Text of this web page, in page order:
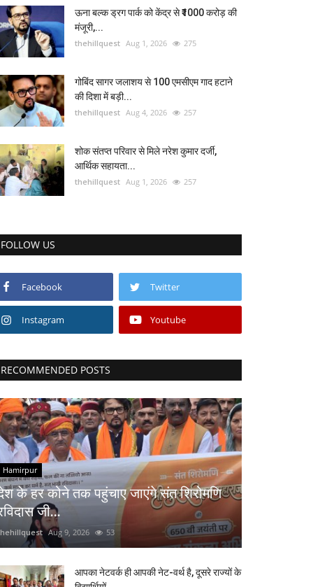
ऊना बल्क ड्रग पार्क को केंद्र से ₹1000 करोड़ की
मंजूरी,...
thehillquest Aug 1, 2026 275
गोबिंद सागर जलाशय से 100 एमसीएम गाद हटाने
की दिशा में बड़ी...
thehillquest Aug 4, 2026 257
शोक संतप्त परिवार से मिले नरेश कुमार दर्जी,
आर्थिक सहायता...
thehillquest Aug 1, 2026 257
FOLLOW US
Facebook Twitter
Instagram Youtube
RECOMMENDED POSTS
Hamirpur
के हर कोने तक पहुंचाए जाएंगे संत शिरोमणि
जी...
Aug 9, 2026 53
आपका नेटवर्क ही आपकी नेट-वर्थ है, दूसरे राज्यों के